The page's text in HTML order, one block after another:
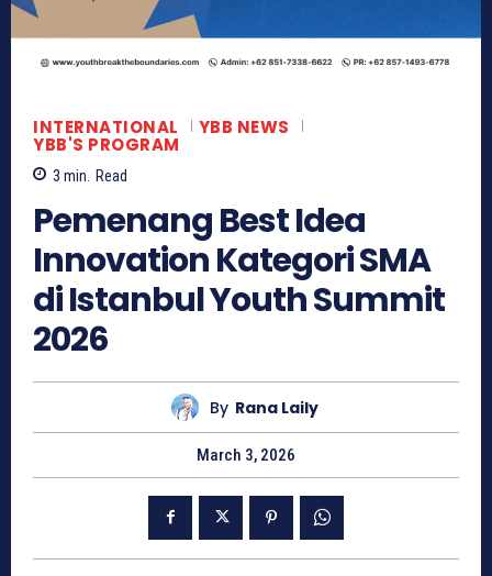
INTERNATIONAL YBB NEWS
YBB'S PROGRAM
3 min. Read
Pemenang Best Idea
Innovation Kategori SMA
di Istanbul Youth Summit
2026
By Rana Laily
March 3, 2026